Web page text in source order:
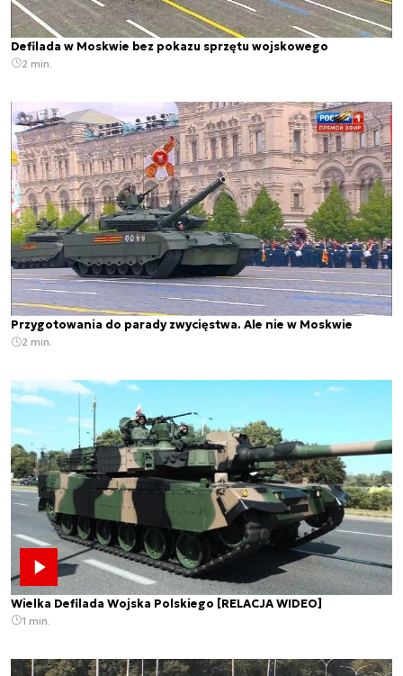
Defilada w Moskwie bez pokazu sprzętu wojskowego
2 min.
Przygotowania do parady zwycięstwa. Ale nie w Moskwie
2 min.
Wielka Defilada Wojska Polskiego [RELACJA WIDEO]
1 min.